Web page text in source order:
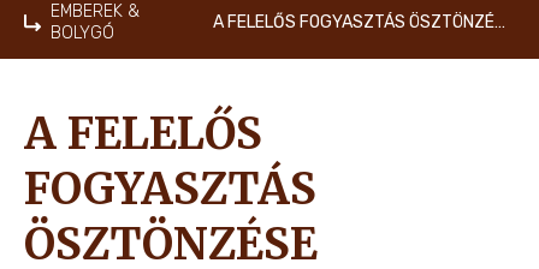
RÓLUNK
EMBEREK & BOLYGÓ
MÁRKÁINK
Home
EMBEREK &
BOLYGÓ
A FELELŐS FOGYASZTÁS ÖSZTÖNZÉSE
A FELELŐS
FOGYASZTÁS
ÖSZTÖNZÉSE